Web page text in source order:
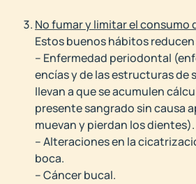
No fumar y limitar el consumo
Estos buenos hábitos
– Enfermedad periodontal
encías y de las estructuras de
llevan a que se acumulen
presente sangrado sin causa
muevan y pierdan los dientes).
– Alteraciones en la
boca.
– Cáncer bucal.